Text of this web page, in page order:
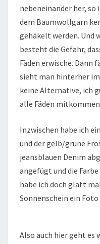
nebeneinander her, so
dem Baumwollgarn
gehäkelt werden. Und
besteht die Gefahr,
Fäden erwische. Dann
sieht man hinterher
keine Alternative, ich
alle Fäden
Inzwischen habe ich
und der gelb/grüne
jeansblauen Denim
angefügt und die
habe ich doch glatt
Sonnenschein ein
Also auch hier geht es